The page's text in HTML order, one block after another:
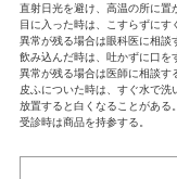
直射日光を避け、高温の所に置
目に入った時は、こすらずにす
異常が残る場合は眼科医に相談
飲み込んだ時は、吐かずに口を
異常が残る場合は医師に相談す
皮ふについた時は、すぐ水で洗
放置すると白くなることがある。
受診時は商品を持参する。